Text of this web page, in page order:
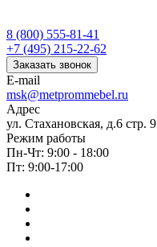
8 (800) 555-81-41
+7 (495) 215-22-62
Заказать звонок
E-mail
msk@metprommebel.ru
Адрес
ул. Стахановская, д.6 стр. 9
Режим работы
Пн-Чт: 9:00 - 18:00
Пт: 9:00-17:00